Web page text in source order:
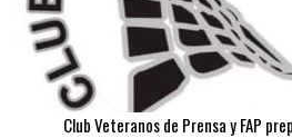
Club Veteranos de Prensa y FAP